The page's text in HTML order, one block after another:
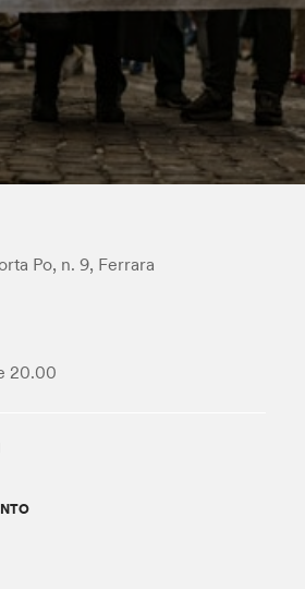
Po, n. 9, Ferrara
20.00